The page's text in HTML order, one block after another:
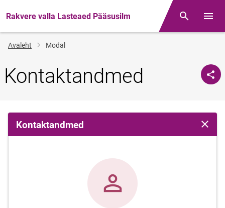
Rakvere valla Lasteaed Pääsusilm Otsing
Jälglink
Avaleht Modal
Kontaktandmed
Kontaktandmed Sulge